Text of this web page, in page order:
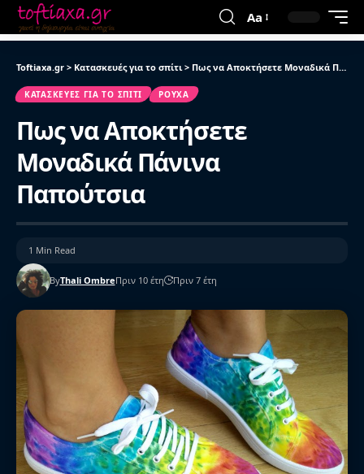
Aa
Toftiaxa.gr > Κατασκευές για το σπίτι> Πως να Αποκτήσετε Μοναδικά Πάνινα Παπούτσια
ΚΑΤΑΣΚΕΥΈΣ ΓΙΑ ΤΟ ΣΠΊΤΙ ΡΟΎΧΑ
Πως να Αποκτήσετε
Μοναδικά Πάνινα
Παπούτσια
ByThali OmbreΠριν 10 έτη Πριν 7 έτη
1 Min Read